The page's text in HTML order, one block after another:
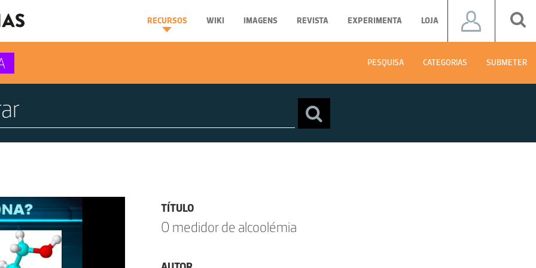
RECURSOS WIKI IMAGENS REVISTA EXPERIMENTA LOJA
PESQUISA CATEGORIAS SUBMETER
TÍTULO
O medidor de alcoolémia